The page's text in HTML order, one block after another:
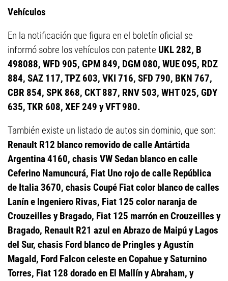
Vehículos
En la notificación que figura en el boletín oficial se
informó sobre los vehículos con patente UKL 282, B
498088, WFD 905, GPM 849, DGM 080, WUE 095, RDZ
884, SAZ 117, TPZ 603, VKI 716, SFD 790, BKN 767,
CBR 854, SPK 868, CKT 887, RNV 503, WHT 025, GDY
635, TKR 608, XEF 249 y VFT 980.
También existe un listado de autos sin dominio, que son:
Renault R12 blanco removido de calle Antártida
Argentina 4160, chasis VW Sedan blanco en calle
Ceferino Namuncurá, Fiat Uno rojo de calle República
de Italia 3670, chasis Coupé Fiat color blanco de calles
Lanín e Ingeniero Rivas, Fiat 125 color naranja de
Crouzeilles y Bragado, Fiat 125 marrón en Crouzeilles y
Bragado, Renault R21 azul en Abrazo de Maipú y Lagos
del Sur, chasis Ford blanco de Pringles y Agustín
Magald, Ford Falcon celeste en Copahue y Saturnino
Torres, Fiat 128 dorado en El Mallín y Abraham, y